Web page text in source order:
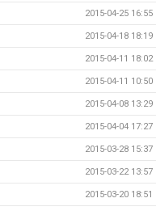
2015-04-25 16:55
2015-04-18 18:19
2015-04-11 18:02
2015-04-11 10:50
2015-04-08 13:29
2015-04-04 17:27
2015-03-28 15:37
2015-03-22 13:57
2015-03-20 18:51